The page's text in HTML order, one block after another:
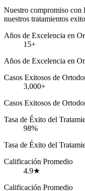
Nuestro compromiso con
nuestros tratamientos
Años de Excelencia en
15+
Años de Excelencia en
Casos Exitosos de
3,000+
Casos Exitosos de
Tasa de Éxito del
98%
Tasa de Éxito del
Calificación Promedio
4.9★
Calificación Promedio